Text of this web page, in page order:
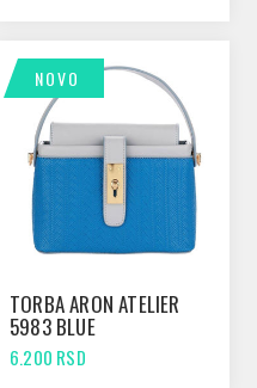
NOVO
TORBA ARON ATELIER
5983 BLUE
6.200 RSD